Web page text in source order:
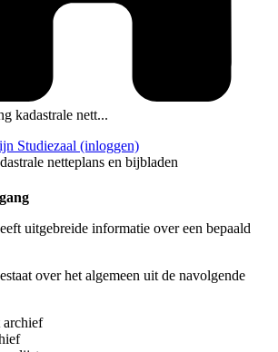
kadastrale nett...
Studiezaal (inloggen)
netteplans en bijbladen
uitgebreide informatie over een bepaald
over het algemeen uit de navolgende
archief